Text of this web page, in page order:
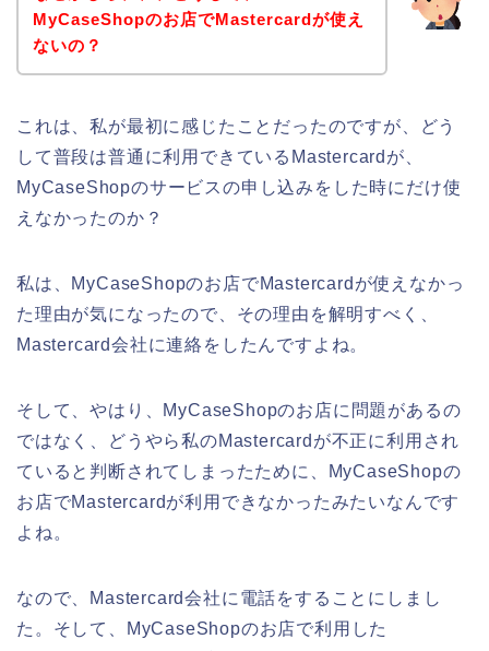
MyCaseShopのお店でMastercardが使え
ないの？
これは、私が最初に感じたことだったのですが、どう
して普段は普通に利用できているMastercardが、
MyCaseShopのサービスの申し込みをした時にだけ使
えなかったのか？
私は、MyCaseShopのお店でMastercardが使えなかっ
た理由が気になったので、その理由を解明すべく、
Mastercard会社に連絡をしたんですよね。
そして、やはり、MyCaseShopのお店に問題があるの
ではなく、どうやら私のMastercardが不正に利用され
ていると判断されてしまったために、MyCaseShopの
お店でMastercardが利用できなかったみたいなんです
よね。
なので、Mastercard会社に電話をすることにしまし
た。そして、MyCaseShopのお店で利用した